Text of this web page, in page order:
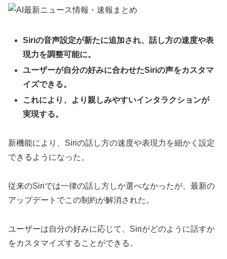
Siriの音声設定が新たに追加され、話し方の速度や表
現力を調整可能に。
ユーザーが自分の好みに合わせたSiriの声をカスタマ
イズできる。
これにより、より親しみやすいインタラクションが
実現する。
新機能により、Siriの話し方の速度や表現力を細かく設定
できるようになった。
従来のSiriでは一律の話し方しか選べなかったが、最新の
アップデートでこの制約が解消された。
ユーザーは自分の好みに応じて、Siriがどのように話すか
をカスタマイズすることができる。